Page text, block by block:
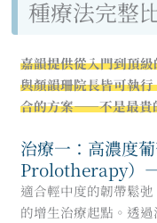
種療法完整
嘉韻提供從入門到頂
與顏韻珊院長皆可執
合的方案——不是最貴
治療一：高濃度
Prolotherapy）
適合輕中度的韌帶鬆
的增生治療起點。透